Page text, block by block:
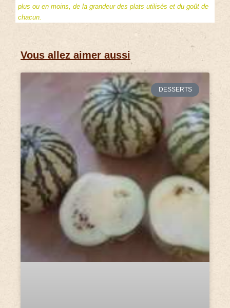
plus ou en moins, de la grandeur des plats utilisés et du goût de
chacun.
Vous allez aimer aussi
DESSERTS